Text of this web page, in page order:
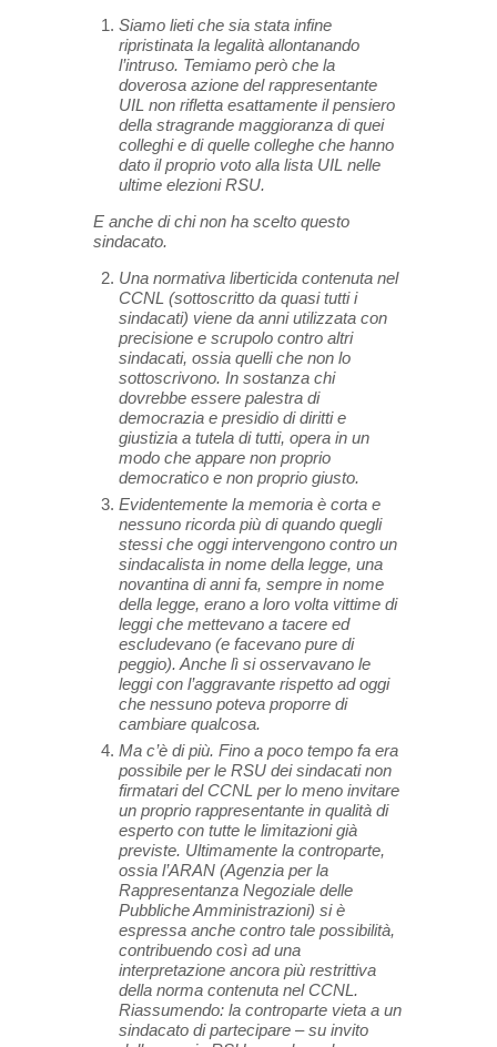
Siamo lieti che sia stata infine
ripristinata la legalità allontanando
l’intruso. Temiamo però che la
doverosa azione del rappresentante
UIL non rifletta esattamente il pensiero
della stragrande maggioranza di quei
colleghi e di quelle colleghe che hanno
dato il proprio voto alla lista UIL nelle
ultime elezioni RSU.
E anche di chi non ha scelto questo
sindacato.
Una normativa liberticida contenuta nel
CCNL (sottoscritto da quasi tutti i
sindacati) viene da anni utilizzata con
precisione e scrupolo contro altri
sindacati, ossia quelli che non lo
sottoscrivono. In sostanza chi
dovrebbe essere palestra di
democrazia e presidio di diritti e
giustizia a tutela di tutti, opera in un
modo che appare non proprio
democratico e non proprio giusto.
Evidentemente la memoria è corta e
nessuno ricorda più di quando quegli
stessi che oggi intervengono contro un
sindacalista in nome della legge, una
novantina di anni fa, sempre in nome
della legge, erano a loro volta vittime di
leggi che mettevano a tacere ed
escludevano (e facevano pure di
peggio). Anche lì si osservavano le
leggi con l’aggravante rispetto ad oggi
che nessuno poteva proporre di
cambiare qualcosa.
Ma c’è di più. Fino a poco tempo fa era
possibile per le RSU dei sindacati non
firmatari del CCNL per lo meno invitare
un proprio rappresentante in qualità di
esperto con tutte le limitazioni già
previste. Ultimamente la controparte,
ossia l’ARAN (Agenzia per la
Rappresentanza Negoziale delle
Pubbliche Amministrazioni) si è
espressa anche contro tale possibilità,
contribuendo così ad una
interpretazione ancora più restrittiva
della norma contenuta nel CCNL.
Riassumendo: la controparte vieta a un
sindacato di partecipare – su invito